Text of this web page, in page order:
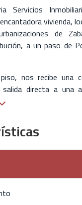
Servicios
vivienda,
de
a un paso de
nos recibe una
directa a una
disfrutar de unas
lado, se sitúa el
El dormitorio
comodidad, cuenta
baño en suite.